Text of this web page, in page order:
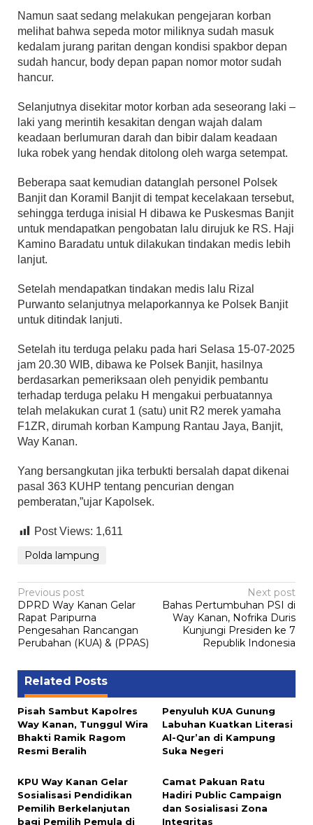
Namun saat sedang melakukan pengejaran korban
melihat bahwa sepeda motor miliknya sudah masuk
kedalam jurang paritan dengan kondisi spakbor depan
sudah hancur, body depan papan nomor motor sudah
hancur.
Selanjutnya disekitar motor korban ada seseorang laki –
laki yang merintih kesakitan dengan wajah dalam
keadaan berlumuran darah dan bibir dalam keadaan
luka robek yang hendak ditolong oleh warga setempat.
Beberapa saat kemudian datanglah personel Polsek
Banjit dan Koramil Banjit di tempat kecelakaan tersebut,
sehingga terduga inisial H dibawa ke Puskesmas Banjit
untuk mendapatkan pengobatan lalu dirujuk ke RS. Haji
Kamino Baradatu untuk dilakukan tindakan medis lebih
lanjut.
Setelah mendapatkan tindakan medis lalu Rizal
Purwanto selanjutnya melaporkannya ke Polsek Banjit
untuk ditindak lanjuti.
Setelah itu terduga pelaku pada hari Selasa 15-07-2025
jam 20.30 WIB, dibawa ke Polsek Banjit, hasilnya
berdasarkan pemeriksaan oleh penyidik pembantu
terhadap terduga pelaku H mengakui perbuatannya
telah melakukan curat 1 (satu) unit R2 merek yamaha
F1ZR, dirumah korban Kampung Rantau Jaya, Banjit,
Way Kanan.
Yang bersangkutan jika terbukti bersalah dapat dikenai
pasal 363 KUHP tentang pencurian dengan
pemberatan,”ujar Kapolsek.
Post Views: 1,611
Polda lampung
Post
navigation
Previous post
DPRD Way Kanan Gelar
Rapat Paripurna
Pengesahan Rancangan
Perubahan (KUA) & (PPAS)
Next post
Bahas Pertumbuhan PSI di
Way Kanan, Nofrika Duris
Kunjungi Presiden ke 7
Republik Indonesia
Related Posts
Pisah Sambut Kapolres
Way Kanan, Tunggul Wira
Bhakti Ramik Ragom
Resmi Beralih
Penyuluh KUA Gunung
Labuhan Kuatkan Literasi
Al-Qur’an di Kampung
Suka Negeri
KPU Way Kanan Gelar
Sosialisasi Pendidikan
Pemilih Berkelanjutan
bagi Pemilih Pemula di
Camat Pakuan Ratu
Hadiri Public Campaign
dan Sosialisasi Zona
Integritas